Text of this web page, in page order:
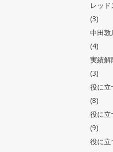
レッ
(3)
中田
(4)
実績解
(3)
役に立
(8)
役に立
(9)
役に立